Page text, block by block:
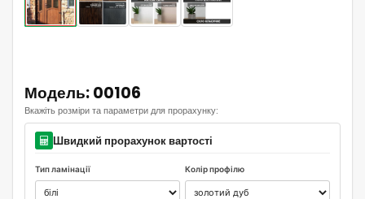
Модель: 00106
Вкажіть розміри та параметри для прорахунку:
Швидкий прорахунок вартості
Тип ламінації Колір профілю